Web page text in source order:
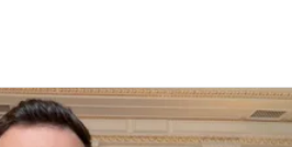
Зеленский об